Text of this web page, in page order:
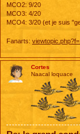
MCO2: 9/20
MCO3: 4/20
MCO4: 3/20 (et je suis
Fanarts:
Cortes
Naacal loquace